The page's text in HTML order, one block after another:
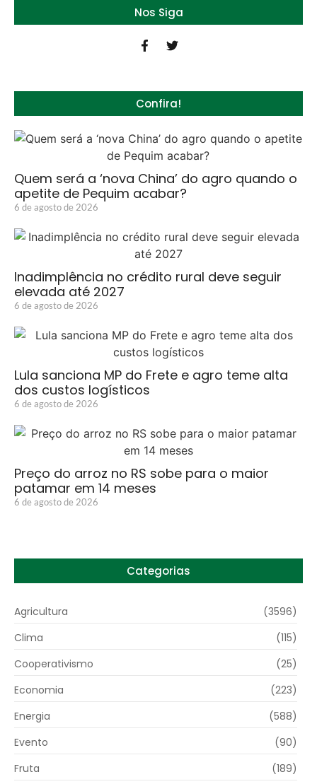
Nos Siga
Confira!
Quem será a ‘nova China’ do agro quando o
apetite de Pequim acabar?
6 de agosto de 2026
Inadimplência no crédito rural deve seguir
elevada até 2027
6 de agosto de 2026
Lula sanciona MP do Frete e agro teme alta
dos custos logísticos
6 de agosto de 2026
Preço do arroz no RS sobe para o maior
patamar em 14 meses
6 de agosto de 2026
Categorias
Agricultura
(3596)
Clima
(115)
Cooperativismo
(25)
Economia
(223)
Energia
(588)
Evento
(90)
Fruta
(189)